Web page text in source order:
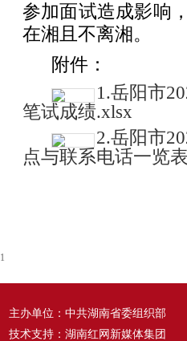
参加面试造成影响
在湘且不离湘。
附件：
1.岳阳市
笔试成绩.xlsx
2.岳阳市
点与联系电话一览
1
主办单位：中共湖南省委组织部
技术支持：湖南红网新媒体集团